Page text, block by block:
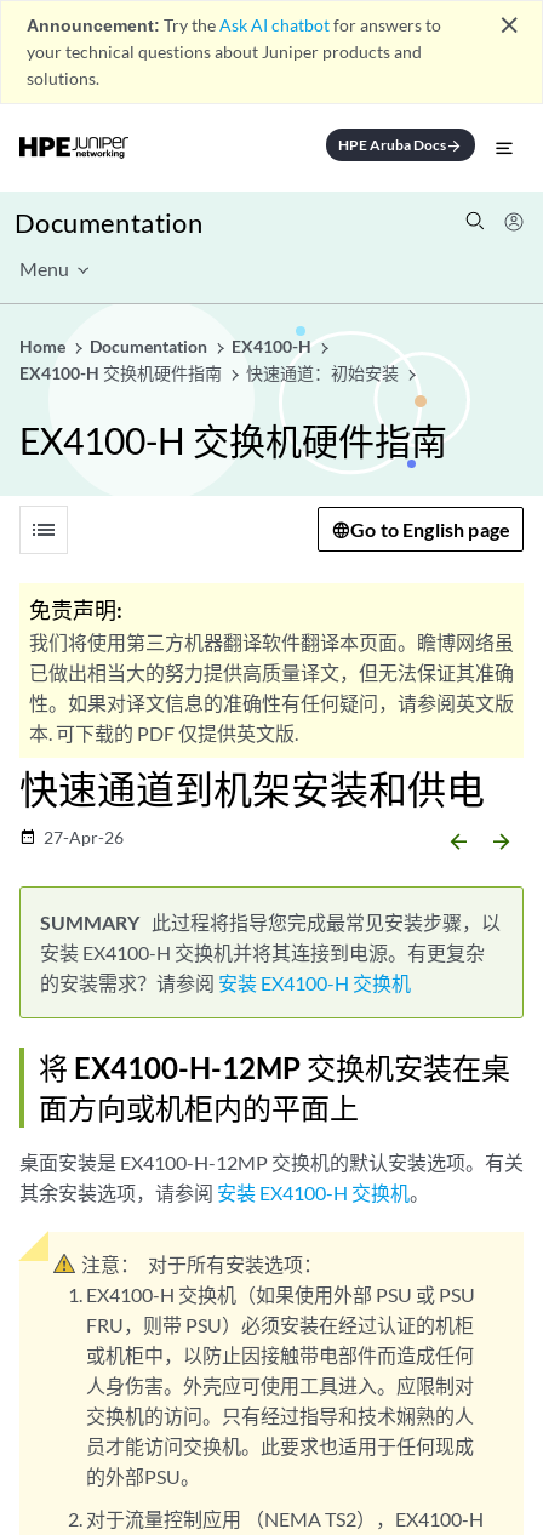
Announcement: Try theAsk AI chatbotfor answers to
your technical questions about Juniper products and
solutions.
close
HPE Aruba Docsarrow_forward
Documentation
Menu
Home Documentation
EX4100-H
EX4100-H 交换机硬件指南
快速通道：初始安装
EX4100-H 交换机硬件指南
list Go to English page
免责声明:
我们将使用第三方机器翻译软件翻译本页面。瞻博网络虽
已做出相当大的努力提供高质量译文，但无法保证其准确
性。如果对译文信息的准确性有任何疑问，请参阅英文版
本. 可下载的 PDF 仅提供英文版.
快速通道到机架安装和供电
date_range 27-Apr-26 arrow_backward arrow_forward
此过程将指导您完成最常见安装步骤，以
安装 EX4100-H 交换机并将其连接到电源。有更复杂
的安装需求？请参阅 安装 EX4100-H 交换机
将 EX4100-H-12MP 交换机安装在桌
面方向或机柜内的平面上
桌面安装是 EX4100-H-12MP 交换机的默认安装选项。有关
其余安装选项，请参阅 安装 EX4100-H 交换机。
注意：
对于所有安装选项：
EX4100-H 交换机（如果使用外部 PSU 或 PSU
FRU，则带 PSU）必须安装在经过认证的机柜
或机柜中，以防止因接触带电部件而造成任何
人身伤害。外壳应可使用工具进入。应限制对
交换机的访问。只有经过指导和技术娴熟的人
员才能访问交换机。此要求也适用于任何现成
的外部PSU。
对于流量控制应用 （NEMA TS2），EX4100-H